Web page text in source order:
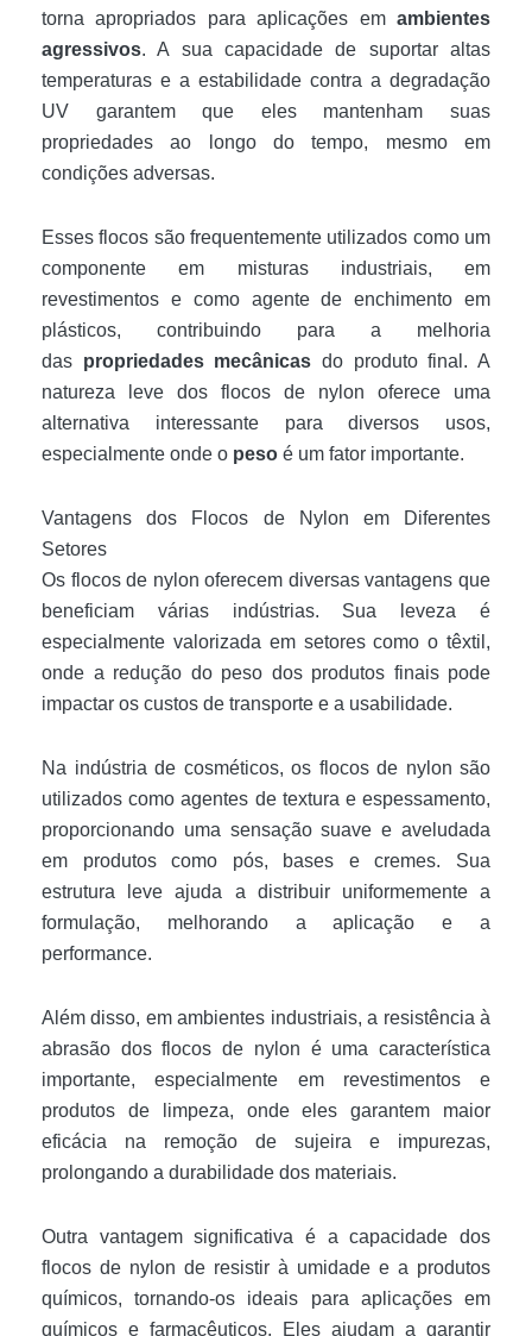
torna apropriados para aplicações em ambientes
agressivos. A sua capacidade de suportar altas
temperaturas e a estabilidade contra a degradação
UV garantem que eles mantenham suas
propriedades ao longo do tempo, mesmo em
condições adversas.
Esses flocos são frequentemente utilizados como um
componente em misturas industriais, em
revestimentos e como agente de enchimento em
plásticos, contribuindo para a melhoria
das propriedades mecânicas do produto final. A
natureza leve dos flocos de nylon oferece uma
alternativa interessante para diversos usos,
especialmente onde o peso é um fator importante.
Vantagens dos Flocos de Nylon em Diferentes
Setores
Os flocos de nylon oferecem diversas vantagens que
beneficiam várias indústrias. Sua leveza é
especialmente valorizada em setores como o têxtil,
onde a redução do peso dos produtos finais pode
impactar os custos de transporte e a usabilidade.
Na indústria de cosméticos, os flocos de nylon são
utilizados como agentes de textura e espessamento,
proporcionando uma sensação suave e aveludada
em produtos como pós, bases e cremes. Sua
estrutura leve ajuda a distribuir uniformemente a
formulação, melhorando a aplicação e a
performance.
Além disso, em ambientes industriais, a resistência à
abrasão dos flocos de nylon é uma característica
importante, especialmente em revestimentos e
produtos de limpeza, onde eles garantem maior
eficácia na remoção de sujeira e impurezas,
prolongando a durabilidade dos materiais.
Outra vantagem significativa é a capacidade dos
flocos de nylon de resistir à umidade e a produtos
químicos, tornando-os ideais para aplicações em
químicos e farmacêuticos. Eles ajudam a garantir